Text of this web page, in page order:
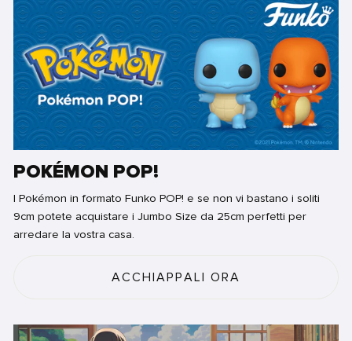
POKÉMON POP!
I Pokémon in formato Funko POP! e se non vi bastano i soliti
9cm potete acquistare i Jumbo Size da 25cm perfetti per
arredare la vostra casa.
ACCHIAPPALI ORA